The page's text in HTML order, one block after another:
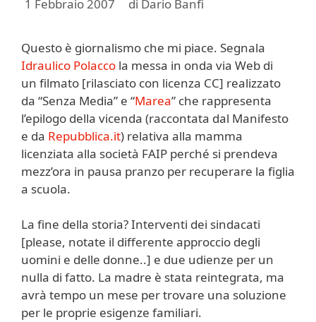
1 Febbraio 2007 di Dario Banfi
Questo è giornalismo che mi piace. Segnala
Idraulico Polacco la messa in onda via Web di
un filmato [rilasciato con licenza CC] realizzato
da “Senza Media” e “Marea” che rappresenta
l’epilogo della vicenda (raccontata dal Manifesto
e da Repubblica.it) relativa alla mamma
licenziata alla società FAIP perché si prendeva
mezz’ora in pausa pranzo per recuperare la figlia
a scuola.
La fine della storia? Interventi dei sindacati
[please, notate il differente approccio degli
uomini e delle donne..] e due udienze per un
nulla di fatto. La madre è stata reintegrata, ma
avrà tempo un mese per trovare una soluzione
per le proprie esigenze familiari.